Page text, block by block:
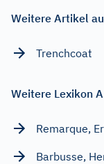
Weitere Artikel
Trenchcoat
Weitere Lexikon
Remarque,
Barbusse,